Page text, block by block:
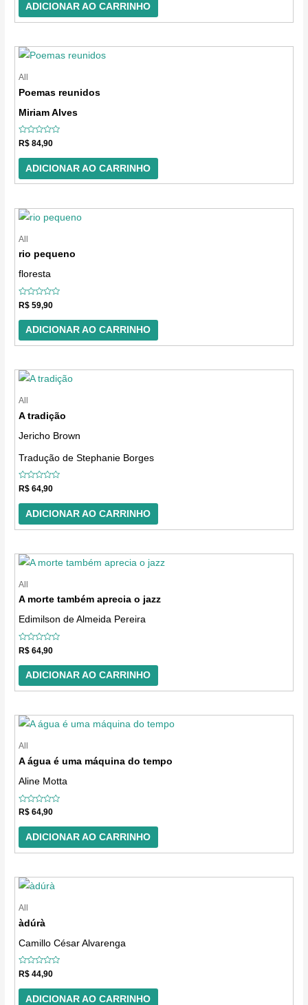
ADICIONAR AO CARRINHO
All
Poemas reunidos
Miriam Alves
Avaliação
0
de
R$ 84,90
ADICIONAR AO CARRINHO
All
rio pequeno
floresta
Avaliação
0
de
R$ 59,90
ADICIONAR AO CARRINHO
All
A tradição
Jericho Brown
Tradução de Stephanie Borges
Avaliação
0
de
R$ 64,90
ADICIONAR AO CARRINHO
All
A morte também aprecia o jazz
Edimilson de Almeida Pereira
Avaliação
0
de
R$ 64,90
ADICIONAR AO CARRINHO
All
A água é uma máquina do tempo
Aline Motta
Avaliação
de
R$ 64,90
ADICIONAR AO CARRINHO
All
àdúrà
Camillo César Alvarenga
Avaliação
0
de
R$ 44,90
ADICIONAR AO CARRINHO